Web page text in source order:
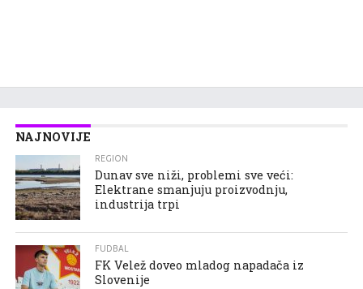
NAJNOVIJE
REGION
Dunav sve niži, problemi sve veći:
Elektrane smanjuju proizvodnju,
industrija trpi
FUDBAL
FK Velež doveo mladog napadača iz
Slovenije